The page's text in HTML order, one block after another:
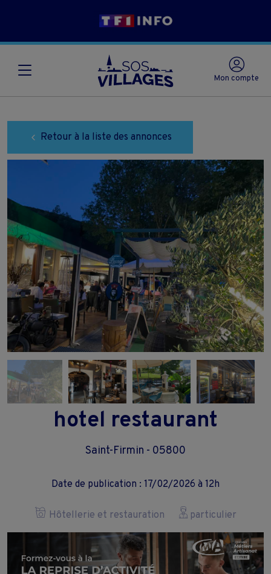
Mon compte
Retour à la liste des annonces
hotel restaurant
Saint-Firmin - 05800
Date de publication : 17/02/2026 à 12h
Hôtellerie et restauration particulier